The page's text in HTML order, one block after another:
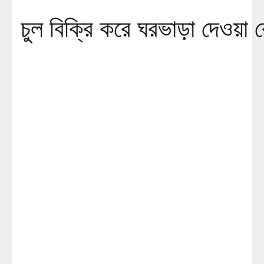
চুল বিক্রি করে ঘরভাড়া দেওয়া